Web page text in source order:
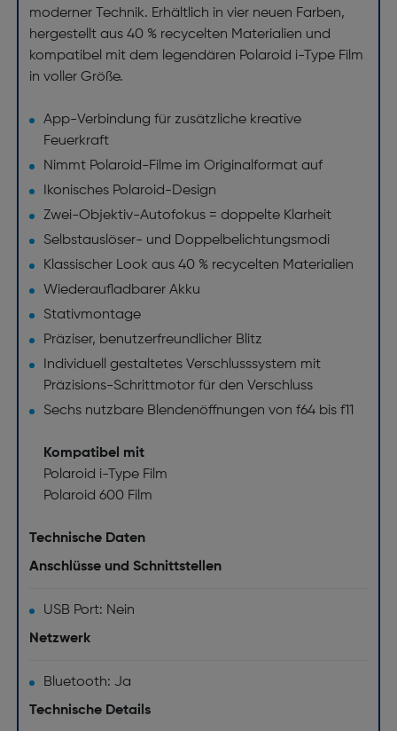
moderner Technik. Erhältlich in vier neuen Farben,
hergestellt aus 40 % recycelten Materialien und
kompatibel mit dem legendären Polaroid i-Type Film
in voller Größe.
App-Verbindung für zusätzliche kreative
Feuerkraft
Nimmt Polaroid-Filme im Originalformat auf
Ikonisches Polaroid-Design
Zwei-Objektiv-Autofokus = doppelte Klarheit
Selbstauslöser- und Doppelbelichtungsmodi
Klassischer Look aus 40 % recycelten Materialien
Wiederaufladbarer Akku
Stativmontage
Präziser, benutzerfreundlicher Blitz
Individuell gestaltetes Verschlusssystem mit
Präzisions-Schrittmotor für den Verschluss
Sechs nutzbare Blendenöffnungen von f64 bis f11
Kompatibel mit
Polaroid i-Type Film
Polaroid 600 Film
Technische Daten
Anschlüsse und Schnittstellen
USB Port: Nein
Netzwerk
Bluetooth: Ja
Technische Details